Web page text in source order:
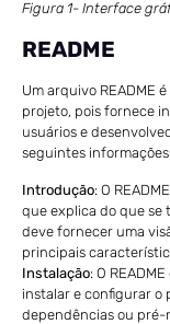
Figura 1- Interface
README
Um arquivo README
projeto, pois fornece
usuários e
seguintes
Introdução: O
que explica do que se
deve fornecer uma
principais
Instalação: O
instalar e configurar o
dependências ou pré-